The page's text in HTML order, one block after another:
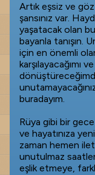
Artık eşsiz ve
şansınız var.
yaşatacak olan
bayanla tanışın.
için en önemli
karşılayacağımı
buradayım.
Rüya gibi bir
ve hayatınıza
zaman hemen
unutulmaz
eşlik etmeye,